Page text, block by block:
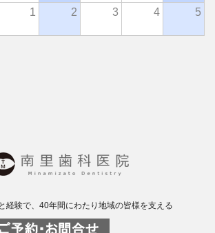
1 2 3 4 5
経験で、40年間にわたり地域の皆様を支える